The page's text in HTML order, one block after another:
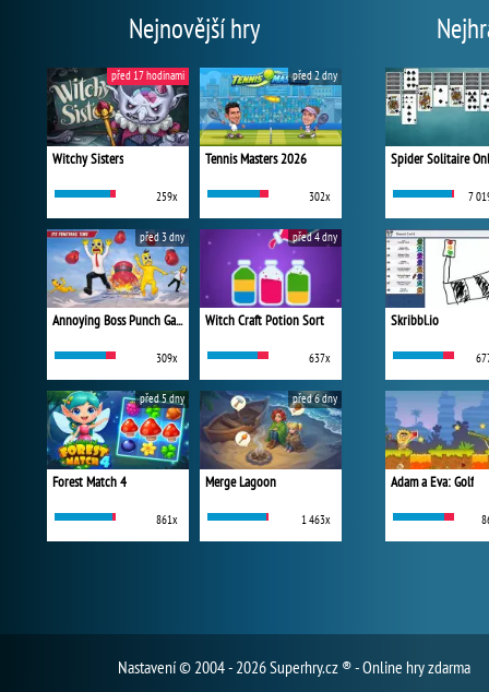
Nejnovější hry
Witchy Sisters
259x
před 17 hodinami
Tennis Masters 2026
302x
před 2 dny
Annoying Boss Punch Game
309x
před 3 dny
Witch Craft Potion Sort
637x
před 4 dny
Forest Match 4
861x
před 5 dny
Merge Lagoon
1 463x
před 6 dny
Spider Solitaire
7
Skribbl.io
Adam a Eva: Golf
Nastavení© 2004 - 2026 Superhry.cz ® - Online hry zdarma